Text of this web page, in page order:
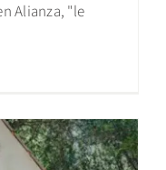
Alianza, "le